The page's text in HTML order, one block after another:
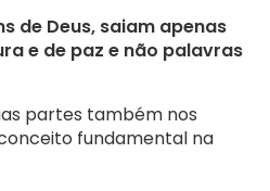
de Deus, saiam apenas
e de paz e não palavras
partes também nos
fundamental na